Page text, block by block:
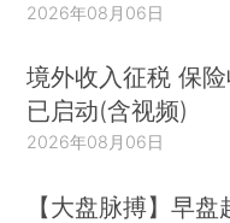
2026年08月06日
境外收入征税 保
已启动(含视频)
2026年08月06日
【大盘脉搏】早